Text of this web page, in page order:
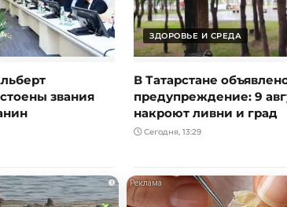
звания
ЗДОРОВЬЕ И СРЕДА
В Татарстане
предупреждение: 9
накроют ливни и град
Сегодня, 13:29
i